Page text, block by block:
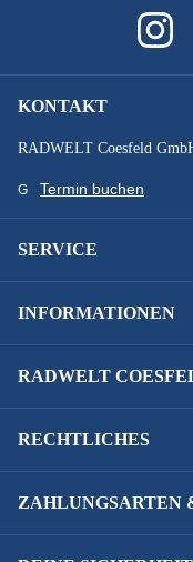
KONTAKT
RADWELT Coesfeld
Termin buchen
SERVICE
INFORMATIONEN
RADWELT
RECHTLICHES
ZAHLUNGSARTEN